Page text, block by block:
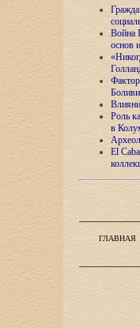
Война
основ
Роль
в
El
ГЛАВНАЯ